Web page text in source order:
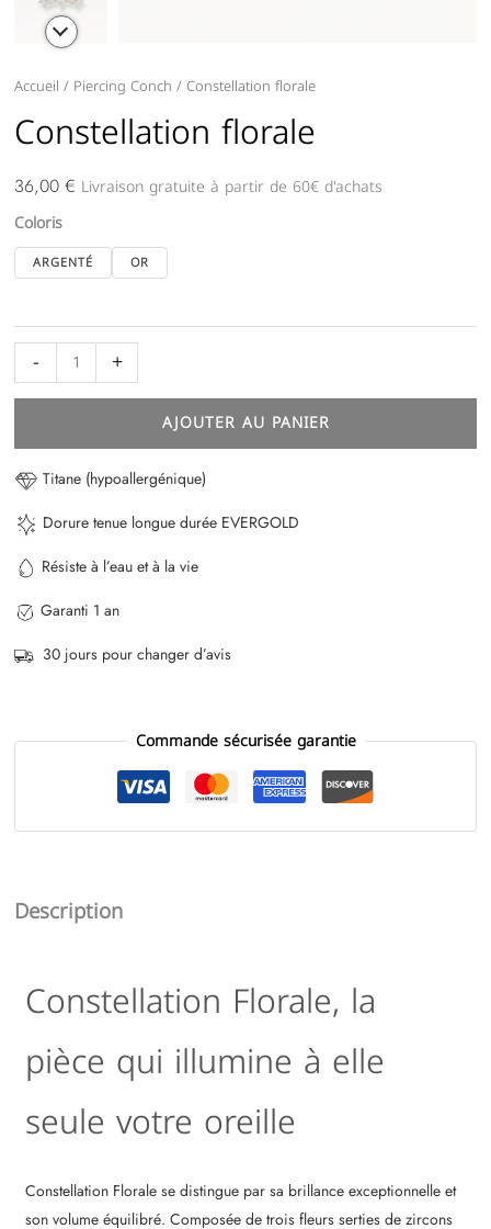
Accueil / Piercing Conch / Constellation florale
Constellation florale
36,00€ Livraison gratuite à partir de 60€ d'achats
Coloris
ARGENTÉ OR
-
quantité
de
Constellation
florale
+
AJOUTER AU PANIER
Titane (hypoallergénique)
Dorure tenue longue durée EVERGOLD
Résiste à l’eau et à la vie
Garanti 1 an
30 jours pour changer d’avis
Commande sécurisée garantie
Description
Constellation Florale, la
pièce qui illumine à elle
seule votre oreille
Constellation Florale se distingue par sa brillance exceptionnelle et
son volume équilibré. Composée de trois fleurs serties de zircons